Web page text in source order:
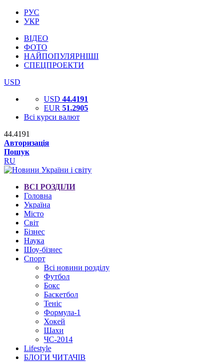
РУС
УКР
ВІДЕО
ФОТО
НАЙПОПУЛЯРНІШІ
СПЕЦПРОЕКТИ
USD
USD 44.4191
EUR 51.2905
Всі курси валют
44.4191
Авторизація
Пошук
RU
ВСІ РОЗДІЛИ
Головна
Україна
Місто
Світ
Бізнес
Наука
Шоу-бізнес
Спорт
Всі новини розділу
Футбол
Бокс
Баскетбол
Теніс
Формула-1
Хокей
Шахи
ЧС-2014
Lifestyle
БЛОГИ ЧИТАЧІВ